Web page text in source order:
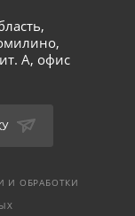
А, офис
И ОБРАБОТКИ